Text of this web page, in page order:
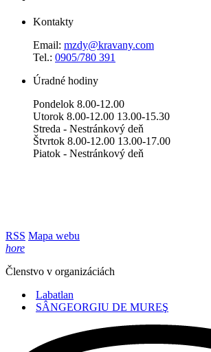
Kontakty
Email: mzdy@kravany.com
Tel.: 0905/780 391
Úradné hodiny
Pondelok 8.00-12.00
Utorok 8.00-12.00 13.00-15.30
Streda - Nestránkový deň
Štvrtok 8.00-12.00 13.00-17.00
Piatok - Nestránkový deň
RSS Mapa webu
hore
Členstvo v organizáciách
Labatlan
SÂNGEORGIU DE MUREŞ